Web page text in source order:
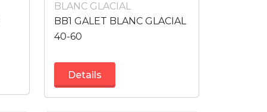
BLANC GLACIAL
BB1 GALET BLANC GLACIAL
40-60
Details